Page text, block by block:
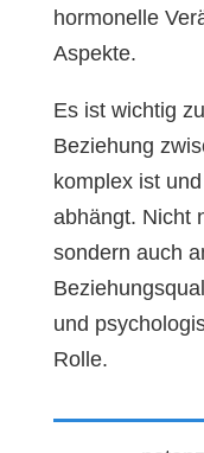
hormonelle
Aspekte.
Es ist wichtig
Beziehung
komplex ist
abhängt. Nicht
sondern auch
und
Rolle.